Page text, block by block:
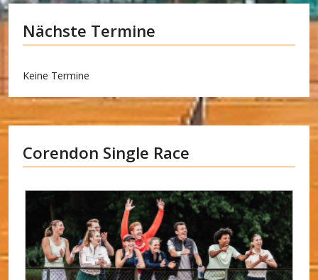
Nächste Termine
Keine Termine
Corendon Single Race